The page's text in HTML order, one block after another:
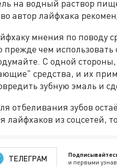
на водный раствор
автор лайфхака
мнения по поводу
чем использовать
С одной
средства, и их
зубную эмаль и
отбеливания зубов
лайфхаков из соцсетей,
ТЕЛЕГРАМ и первыми